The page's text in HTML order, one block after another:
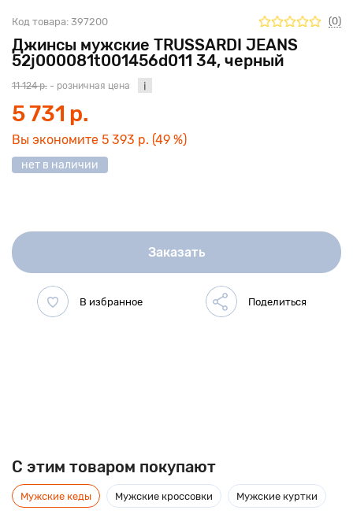
Джинсы мужские TRUSSARDI JEANS
52j000081t001456d011 34, черный
Код товара: 397200 (0)
11 124 р. - розничная цена
5 731 р.
Вы экономите 5 393 р. (49 %)
нет в наличии
Заказать
C этим товаром покупают
Мужские кеды Мужские кроссовки Мужские куртки